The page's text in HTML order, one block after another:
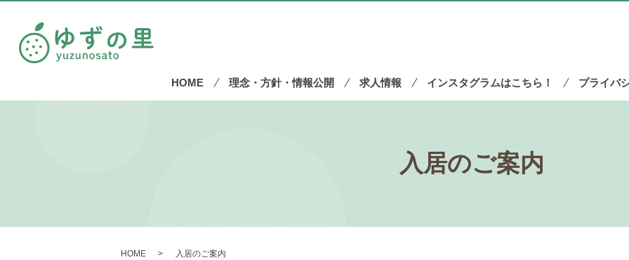
HOME 理念・方針・情報公開 求人情報 インスタグラムはこちら！ プライバ
入居のご案内
HOME 入居のご案内